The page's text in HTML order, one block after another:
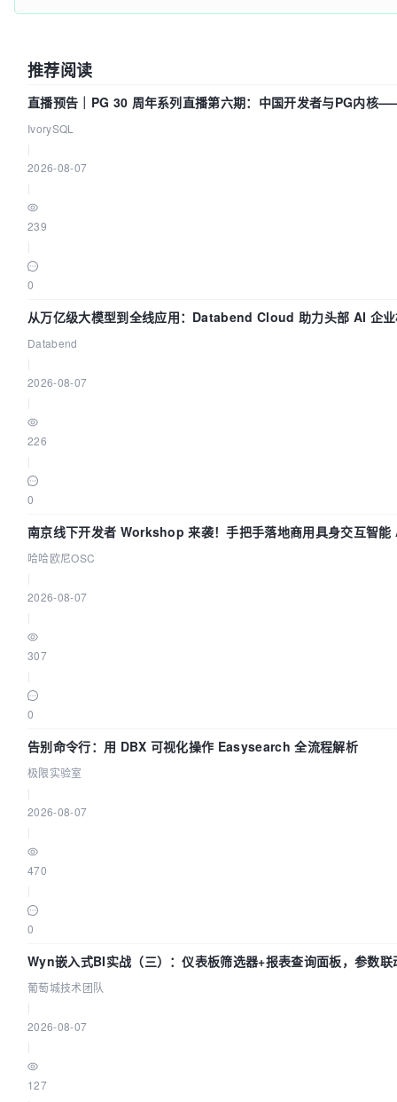
推荐阅读
直播预告｜PG 30 周年系列直播第六期：中国开发者与PG内核
动吗？我们贡献了什么？
IvorySQL
2026-08-07
239
0
从万亿级大模型到全线应用：Databend Cloud 助力头部 AI 企
Trace 数据管道
Databend
2026-08-07
226
0
南京线下开发者 Workshop 来袭！手把手落地商用具身交互智
哈哈欧尼OSC
2026-08-07
307
0
告别命令行：用 DBX 可视化操作 Easysearch 全流程解析
极限实验室
2026-08-07
470
0
Wyn嵌入式BI实战（三）：仪表板筛选器+报表查询面板，参数联
葡萄城技术团队
2026-08-07
127